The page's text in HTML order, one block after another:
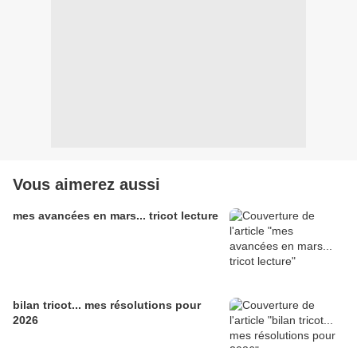
Vous aimerez aussi
mes avancées en mars... tricot lecture
bilan tricot... mes résolutions pour
2026